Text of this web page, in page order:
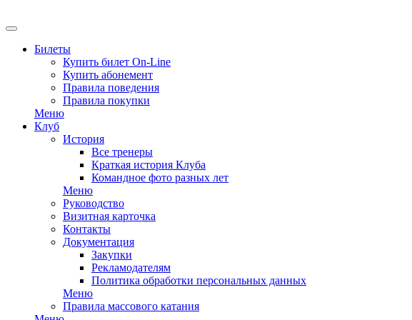
Билеты
Купить билет On-Line
Купить абонемент
Правила поведения
Правила покупки
Меню
Клуб
История
Все тренеры
Краткая история Клуба
Командное фото разных лет
Меню
Руководство
Визитная карточка
Контакты
Документация
Закупки
Рекламодателям
Политика обработки персональных данных
Меню
Правила массового катания